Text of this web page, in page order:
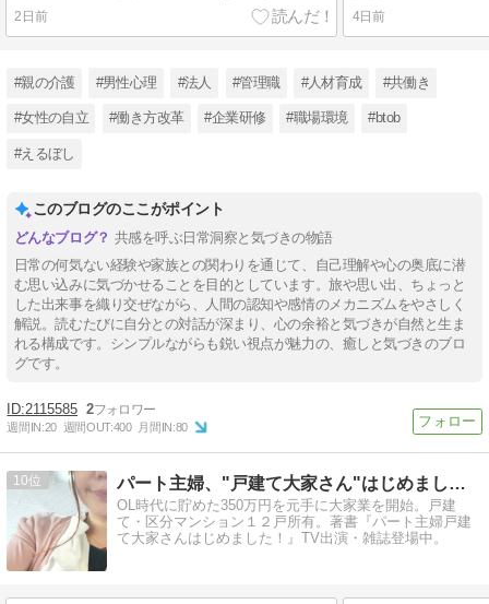
2日前 4日前
#親の介護 #男性心理 #法人 #管理職 #人材育成 #共働き
#女性の自立 #働き方改革 #企業研修 #職場環境 #btob
#えるぼし
このブログのここがポイント
共感を呼ぶ日常洞察と気づきの物語
日常の何気ない経験や家族との関わりを通じて、自己理解や心の奥底に潜
む思い込みに気づかせることを目的としています。旅や思い出、ちょっと
した出来事を織り交ぜながら、人間の認知や感情のメカニズムをやさしく
解説。読むたびに自分との対話が深まり、心の余裕と気づきが自然と生ま
れる構成です。シンプルながらも鋭い視点が魅力の、癒しと気づきのブロ
グです。
2115585 2
週間IN:20 週間OUT:400 月間IN:80
10 パート主婦、"戸建て大家さん"はじめました！
OL時代に貯めた350万円を元手に大家業を開始。戸建
て・区分マンション１２戸所有。著書『パート主婦戸建
て大家さんはじめました！』TV出演・雑誌登場中。